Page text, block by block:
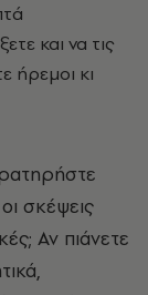
και να τις
ήρεμοι κι
σκέψεις
Αν πιάνετε